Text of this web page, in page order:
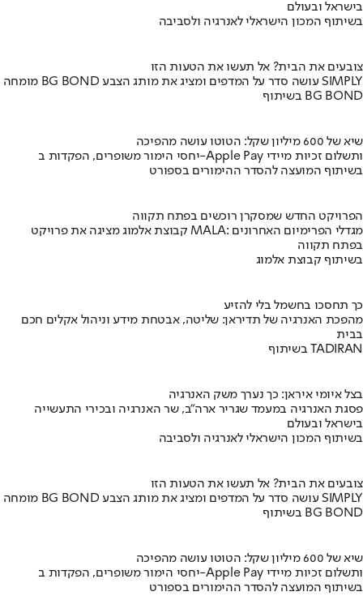
בישראל ובעולם
בשיתוף המכון הישראלי לאנרגיה ולסביבה
צובעים את הבית? אל תעשו את הטעות הזו
מומחה BG BOND עושה סדר על המדפים ומציג את מותג הצבע SIMPLY
בשיתוף BG BOND
שיא של 600 מיליון שקל: הטוטו עושה מהפיכה
יחסי הימור משופרים, הפקדות ב-Apple Pay ותשלום זכיות מיידי
בשיתוף המועצה להסדר ההימורים בספורט
הפרויקט החדש שמסקרן רוכשים בפתח תקווה
קבוצת אלמוג מציגה את פרויקט MALA: מגדלי הפרימיום האחרונים
בפתח תקווה
בשיתוף קבוצת אלמוג
כך תחסכו בחשמל בלי להזיע
מהפכת האנרגיה של תדיראן: שליטה, אבטחת מידע וניהול אקלים חכם
בבית
בשיתוף TADIRAN
בצל איומי איראן: כך נערך משק האנרגיה
פסגת האנרגיה במעמד שגריר ארה"ב, שר האנרגיה ובכירי התעשייה
בישראל ובעולם
בשיתוף המכון הישראלי לאנרגיה ולסביבה
צובעים את הבית? אל תעשו את הטעות הזו
מומחה BG BOND עושה סדר על המדפים ומציג את מותג הצבע SIMPLY
בשיתוף BG BOND
שיא של 600 מיליון שקל: הטוטו עושה מהפיכה
יחסי הימור משופרים, הפקדות ב-Apple Pay ותשלום זכיות מיידי
בשיתוף המועצה להסדר ההימורים בספורט